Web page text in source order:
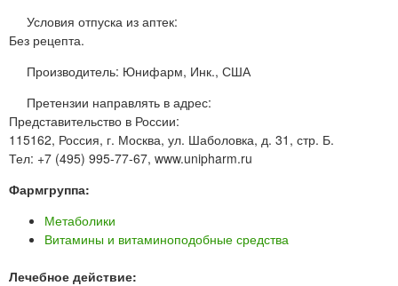
Условия отпуска из аптек:
Без рецепта.
Производитель: Юнифарм, Инк., США
Претензии направлять в адрес:
Представительство в России:
115162, Россия, г. Москва, ул. Шаболовка, д. 31, стр. Б.
Тел: +7 (495) 995-77-67, www.unipharm.ru
Фармгруппа:
Метаболики
Витамины и витаминоподобные средства
Лечебное действие: